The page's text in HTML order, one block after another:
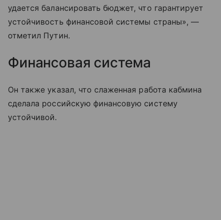
удается балансировать бюджет, что гарантирует
устойчивость финансовой системы страны», —
отметил Путин.
Финансовая система
Он также указал, что слаженная работа кабмина
сделала российскую финансовую систему
устойчивой.